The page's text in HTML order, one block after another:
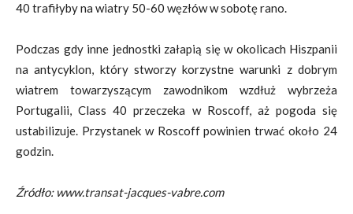
40 trafiłyby na wiatry 50-60 węzłów w sobotę rano.
Podczas gdy inne jednostki załapią się w okolicach Hiszpanii
na antycyklon, który stworzy korzystne warunki z dobrym
wiatrem towarzyszącym zawodnikom wzdłuż wybrzeża
Portugalii, Class 40 przeczeka w Roscoff, aż pogoda się
ustabilizuje. Przystanek w Roscoff powinien trwać około 24
godzin.
Źródło: www.transat-jacques-vabre.com